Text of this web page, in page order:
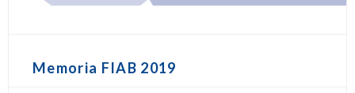
Memoria FIAB 2019